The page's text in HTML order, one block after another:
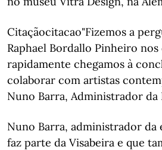
Citaçãocitacao"Fizemos a
Raphael Bordallo Pinheiro nos
rapidamente chegamos à
colaborar com artistas
Nuno Barra, Administrador da
Nuno Barra, administrador da
faz parte da Visabeira e que